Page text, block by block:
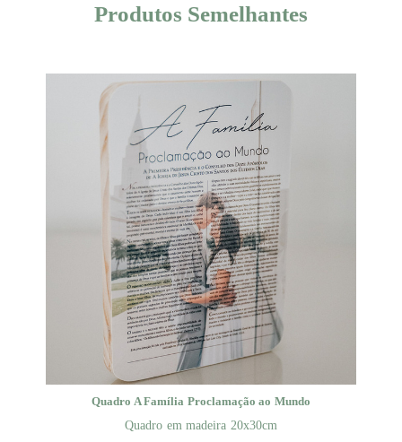
Produtos Semelhantes
Quadro A Família Proclamação ao Mundo
Quadro em madeira 20x30cm